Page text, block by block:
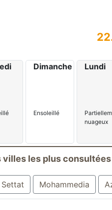
Dimanche
Ensoleillé
Lundi
nuageux
villes les plus consultées
Settat Mohammedia